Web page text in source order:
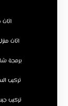
اثاث
برمجة
تركيب
تركيب